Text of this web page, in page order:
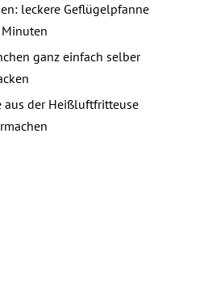
leckere Geflügelpfanne
ganz einfach selber
aus der Heißluftfritteuse